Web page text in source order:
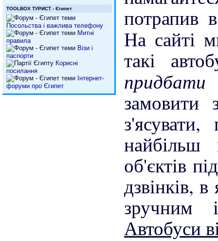
TOOLBOX ТУРИСТ - Єгипет
Посольства і важлива телефону
Митні
правила
Візи і
паспорти
Корисні
посилання
Інтернет-
форуми про Єгипет
потрапив
На сайті
такі
замовити
з'ясувати,
найбільш
об'єктів
дзвінків,
зручним
Автобуси